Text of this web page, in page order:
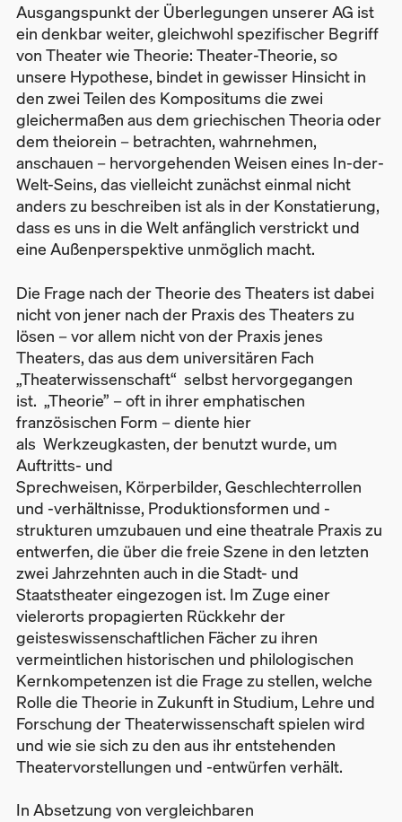
Ausgangspunkt der Überlegungen unserer AG ist
ein denkbar weiter, gleichwohl spezifischer Begriff
von Theater wie Theorie: Theater-Theorie, so
unsere Hypothese, bindet in gewisser Hinsicht in
den zwei Teilen des Kompositums die zwei
gleichermaßen aus dem griechischen Theoria oder
dem theiorein – betrachten, wahrnehmen,
anschauen – hervorgehenden Weisen eines In-der-
Welt-Seins, das vielleicht zunächst einmal nicht
anders zu beschreiben ist als in der Konstatierung,
dass es uns in die Welt anfänglich verstrickt und
eine Außenperspektive unmöglich macht.
Die Frage nach der Theorie des Theaters ist dabei
nicht von jener nach der Praxis des Theaters zu
lösen – vor allem nicht von der Praxis jenes
Theaters, das aus dem universitären Fach
„Theaterwissenschaft“ selbst hervorgegangen
ist. „Theorie” – oft in ihrer emphatischen
französischen Form – diente hier
als Werkzeugkasten, der benutzt wurde, um
Auftritts- und
Sprechweisen, Körperbilder, Geschlechterrollen
und -verhältnisse, Produktionsformen und -
strukturen umzubauen und eine theatrale Praxis zu
entwerfen, die über die freie Szene in den letzten
zwei Jahrzehnten auch in die Stadt- und
Staatstheater eingezogen ist. Im Zuge einer
vielerorts propagierten Rückkehr der
geisteswissenschaftlichen Fächer zu ihren
vermeintlichen historischen und philologischen
Kernkompetenzen ist die Frage zu stellen, welche
Rolle die Theorie in Zukunft in Studium, Lehre und
Forschung der Theaterwissenschaft spielen wird
und wie sie sich zu den aus ihr entstehenden
Theatervorstellungen und -entwürfen verhält.
In Absetzung von vergleichbaren